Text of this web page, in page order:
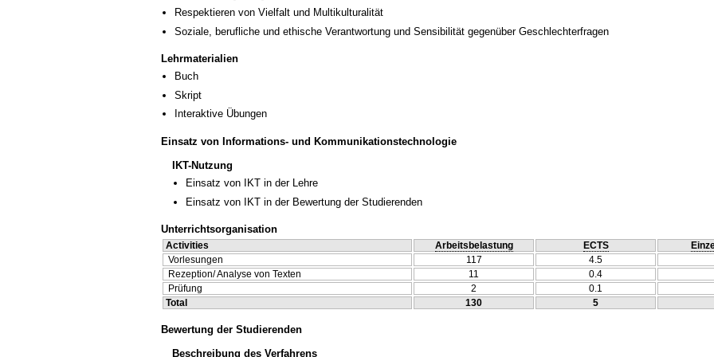
Respektieren von Vielfalt und Multikulturalität
Soziale, berufliche und ethische Verantwortung und Sensibilität gegenüber Geschlechterfragen
Lehrmaterialien
Buch
Skript
Interaktive Übungen
Einsatz von Informations- und Kommunikationstechnologie
IKT-Nutzung
Einsatz von IKT in der Lehre
Einsatz von IKT in der Bewertung der Studierenden
Unterrichtsorganisation
Activities Arbeitsbelastung ECTS
Vorlesungen
117
4.5
Rezeption/ Analyse von Texten
11
0.4
Prüfung
2
0.1
Total
130 5
Bewertung der Studierenden
Beschreibung des Verfahrens